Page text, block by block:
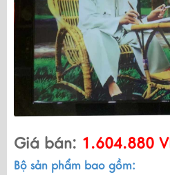
Giá bán: 1.604.880
Bộ sản phẩm bao gồm: